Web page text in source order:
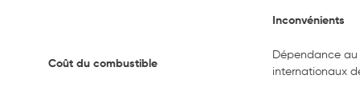
Inconvénients
Coût du combustible
Dépendance au
internationaux